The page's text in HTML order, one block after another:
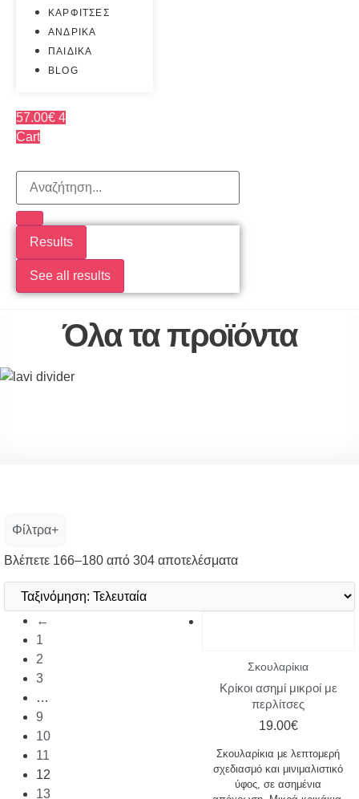
ΚΑΡΦΙΤΣΕΣ
ΑΝΔΡΙΚΑ
ΠΑΙΔΙΚΑ
BLOG
57.00€ 4
Cart
Search
Results
See all results
Όλα τα προϊόντα
Φίλτρα
Μέγεθος
Χρώμα
Βλέπετε 166–180 από 304 αποτελέσματαSorted
by
Σκουλαρίκια
Κρίκοι ασημί μικροί με
περλίτσες
19.00€
Σκουλαρίκια με λεπτομερή
σχεδιασμό και μινιμαλιστικό
ύφος, σε ασημένια
←
1
2
3
…
9
10
11
12
13